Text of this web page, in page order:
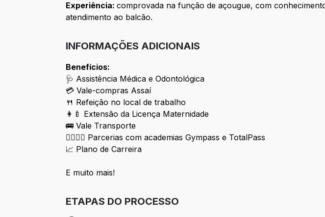
Experiência:comprovada na função de açougue, com
atendimento ao balcão.
INFORMAÇÕES ADICIONAIS
Benefícios:
🩺 Assistência Médica e Odontológica
💳 Vale-compras Assaí
🍴 Refeição no local de trabalho
👩‍🍼 Extensão da Licença Maternidade
🚌 Vale Transporte
🏋️‍♀️🏋️‍♂️ Parcerias com academias Gympass e TotalPass
📈 Plano de Carreira
E muito mais!
ETAPAS DO PROCESSO